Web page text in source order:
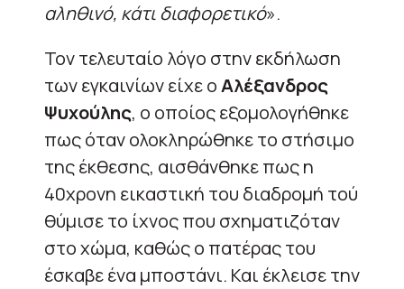
αληθινό, κάτι διαφορετικό».
Τον τελευταίο λόγο στην εκδήλωση
των εγκαινίων είχε οΑλέξανδρος
Ψυχούλης, ο οποίος εξομολογήθηκε
πως όταν ολοκληρώθηκε το στήσιμο
της έκθεσης, αισθάνθηκε πως η
40χρονη εικαστική του διαδρομή τού
θύμισε το ίχνος που σχηματιζόταν
στο χώμα, καθώς ο πατέρας του
έσκαβε ένα μποστάνι. Και έκλεισε την